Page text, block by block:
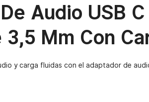
Audio USB
3,5 Mm Con
y carga fluidas con el adaptador de